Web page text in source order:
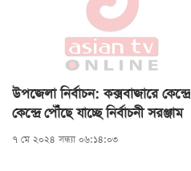
উপজেলা নির্বাচন: কক্সবাজারে কেন্দ্রে
কেন্দ্রে পৌঁছে যাচ্ছে নির্বাচনী সরঞ্জাম
৭ মে ২০২৪ সন্ধ্যা ০৬:১৪:০৩